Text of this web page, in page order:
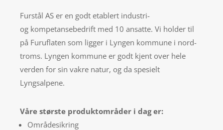
Furstål AS er en godt etablert industri-
og kompetansebedrift med 10 ansatte. Vi holder til
på Furuflaten som ligger i Lyngen kommune i nord-
troms. Lyngen kommune er godt kjent over hele
verden for sin vakre natur, og da spesielt
Lyngsalpene.
Våre største produktområder i dag er:
Områdesikring